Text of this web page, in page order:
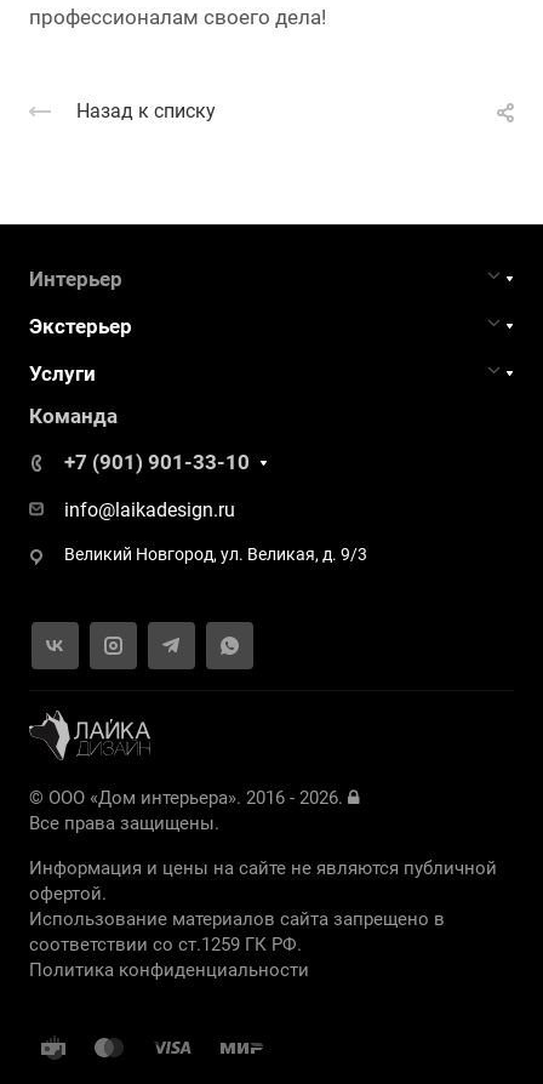
профессионалам своего дела!
Назад к списку
Интерьер
Экстерьер
Услуги
Команда
+7 (901) 901-33-10
info@laikadesign.ru
Великий Новгород, ул. Великая, д. 9/3
© ООО «Дом интерьера». 2016 - 2026.
Все права защищены.
Информация и цены на сайте не являются публичной
офертой.
Использование материалов сайта запрещено в
соответствии со ст.1259 ГК РФ.
Политика конфиденциальности